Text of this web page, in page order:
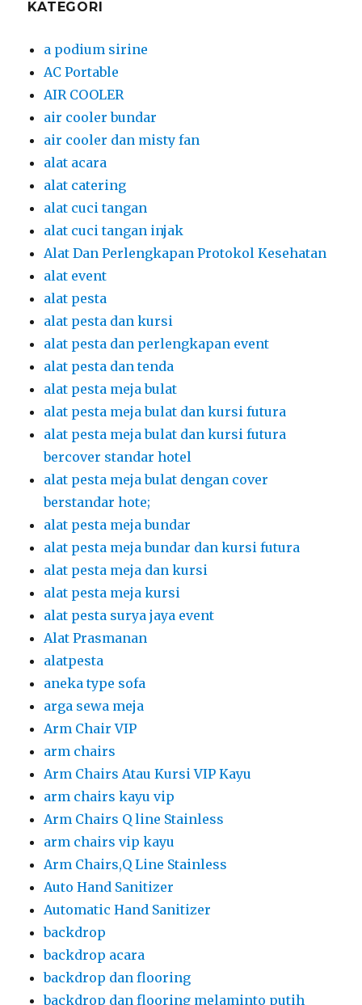
alat cuci tangan
alat cuci tangan injak
Alat Dan Perlengkapan Protokol Kesehatan
alat event
alat pesta
alat pesta dan kursi
alat pesta dan perlengkapan event
alat pesta dan tenda
alat pesta meja bulat
alat pesta meja bulat dan kursi futura
alat pesta meja bulat dan kursi futura
bercover standar hotel
alat pesta meja bulat dengan cover
berstandar hote;
alat pesta meja bundar
alat pesta meja bundar dan kursi futura
alat pesta meja dan kursi
alat pesta meja kursi
alat pesta surya jaya event
Alat Prasmanan
alatpesta
aneka type sofa
arga sewa meja
Arm Chair VIP
arm chairs
Arm Chairs Atau Kursi VIP Kayu
arm chairs kayu vip
Arm Chairs Q line Stainless
arm chairs vip kayu
Arm Chairs,Q Line Stainless
Auto Hand Sanitizer
Automatic Hand Sanitizer
backdrop
backdrop acara
backdrop dan flooring
backdrop dan flooring melaminto putih
backdrop dan karpet
backdrop dan kursi scramble
Backdrop Dan Kursi Scramble Putih
backdrop dan mini garden
backdrop dan panggung
Backdrop Dan Panggung Indoor
backdrop dan podium